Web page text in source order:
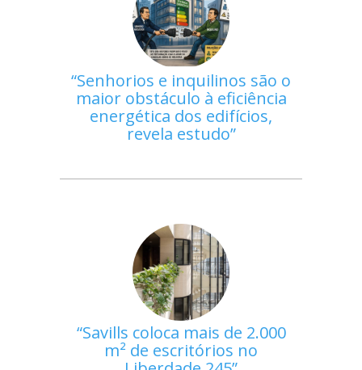
Senhorios e inquilinos são o
maior obstáculo à eficiência
energética dos edifícios,
revela estudo
Savills coloca mais de 2.000
m² de escritórios no